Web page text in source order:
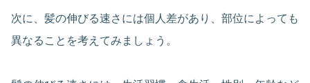
次に、髪の伸びる速さには個人差があり、部位によっても
異なることを考えてみましょう。